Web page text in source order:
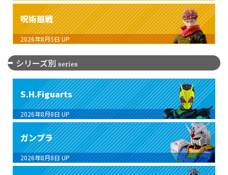
呪術廻戦
2026年8月5日 UP
シリーズ別 series
S.H.Figuarts
2026年8月8日 UP
ガンプラ
2026年8月8日 UP